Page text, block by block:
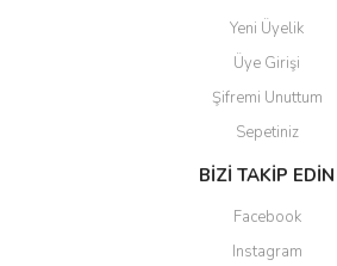
Yeni Üyelik
Üye Girişi
Şifremi Unuttum
Sepetiniz
BİZİ TAKİP EDİN
Facebook
Instagram